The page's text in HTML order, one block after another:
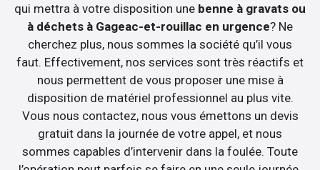
qui mettra à votre disposition une benne à gravats ou
à déchets à Gageac-et-rouillac en urgence? Ne
cherchez plus, nous sommes la société qu’il vous
faut. Effectivement, nos services sont très réactifs et
nous permettent de vous proposer une mise à
disposition de matériel professionnel au plus vite.
Vous nous contactez, nous vous émettons un devis
gratuit dans la journée de votre appel, et nous
sommes capables d’intervenir dans la foulée. Toute